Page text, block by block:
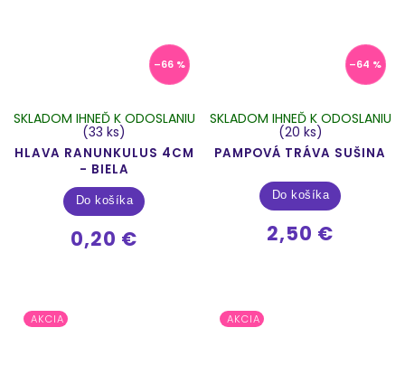
–66 %
HLAVA RANUNKULUS 4CM
- BIELA
SKLADOM IHNEĎ K ODOSLANIU
(33 ks)
0,20 €
Do košíka
–64 %
PAMPOVÁ TRÁVA SUŠINA
SKLADOM IHNEĎ K ODOSLANIU
(20 ks)
2,50 €
Do košíka
AKCIA AKCIA